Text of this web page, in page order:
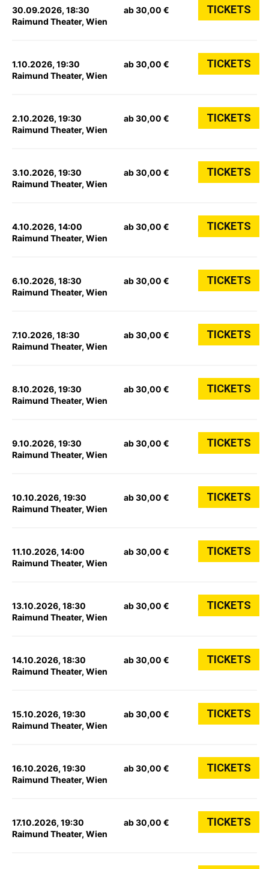
30.09.2026, 18:30
Raimund Theater, Wien
ab 30,00 € TICKETS
1.10.2026, 19:30
Raimund Theater, Wien
ab 30,00 € TICKETS
2.10.2026, 19:30
Raimund Theater, Wien
ab 30,00 € TICKETS
3.10.2026, 19:30
Raimund Theater, Wien
ab 30,00 € TICKETS
4.10.2026, 14:00
Raimund Theater, Wien
ab 30,00 € TICKETS
6.10.2026, 18:30
Raimund Theater, Wien
ab 30,00 € TICKETS
7.10.2026, 18:30
Raimund Theater, Wien
ab 30,00 € TICKETS
8.10.2026, 19:30
Raimund Theater, Wien
ab 30,00 € TICKETS
9.10.2026, 19:30
Raimund Theater, Wien
ab 30,00 € TICKETS
10.10.2026, 19:30
Raimund Theater, Wien
ab 30,00 € TICKETS
11.10.2026, 14:00
Raimund Theater, Wien
ab 30,00 € TICKETS
13.10.2026, 18:30
Raimund Theater, Wien
ab 30,00 € TICKETS
14.10.2026, 18:30
Raimund Theater, Wien
ab 30,00 € TICKETS
15.10.2026, 19:30
Raimund Theater, Wien
ab 30,00 € TICKETS
16.10.2026, 19:30
Raimund Theater, Wien
ab 30,00 € TICKETS
17.10.2026, 19:30
Raimund Theater, Wien
ab 30,00 € TICKETS